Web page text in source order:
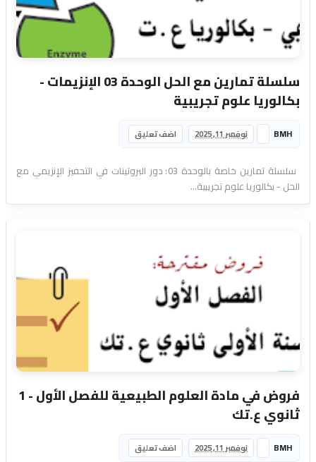
سلسلة تمارين مع الحل الوحدة 03 الإنزيمات -
بكالوريا علوم تجريبية
BMH نوفمبر 11, 2025 اضف تعليق
سلسلة تمارين خاصة بالوحدة 03: دور البروتينات في التحفيز الإنزيمي مع
الحل - بكالوريا علوم تجريبية...
فروض في مادة العلوم الطبيعية للفصل الأول - 1
ثانوي ع.تك
BMH نوفمبر 11, 2025 اضف تعليق